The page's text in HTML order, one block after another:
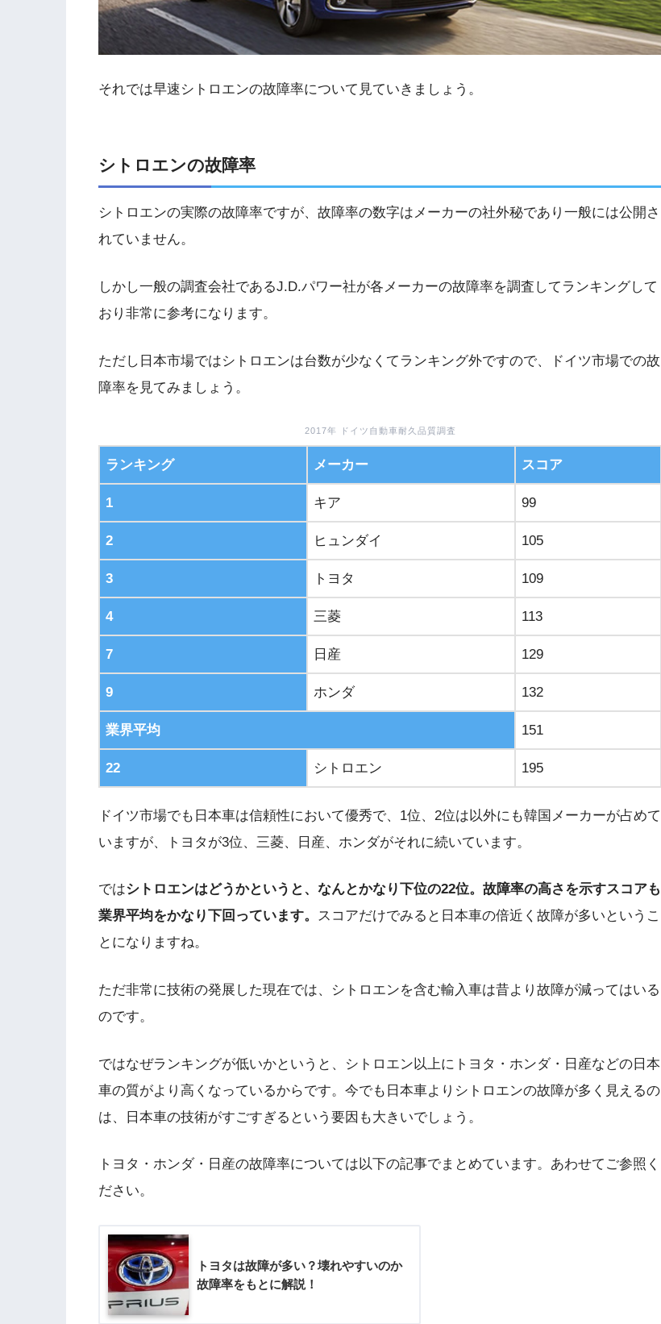
それでは早速シトロエンの故障率について見ていきましょう。
シトロエンの故障率
シトロエンの実際の故障率ですが、故障率の数字はメーカーの社外秘であり一般には公開さ
れていません。
しかし一般の調査会社であるJ.D.パワー社が各メーカーの故障率を調査してランキングして
おり非常に参考になります。
ただし日本市場ではシトロエンは台数が少なくてランキング外ですので、ドイツ市場での故
障率を見てみましょう。
2017年 ドイツ自動車耐久品質調査
ランキング メーカー スコア
1 キア 99
2 ヒュンダイ 105
3 トヨタ 109
4 三菱 113
7 日産 129
9 ホンダ 132
業界平均 151
22 シトロエン 195
ドイツ市場でも日本車は信頼性において優秀で、1位、2位は以外にも韓国メーカーが占めて
いますが、トヨタが3位、三菱、日産、ホンダがそれに続いています。
ではシトロエンはどうかというと、なんとかなり下位の22位。故障率の高さを示すスコアも
業界平均をかなり下回っています。 スコアだけでみると日本車の倍近く故障が多いというこ
とになりますね。
ただ非常に技術の発展した現在では、シトロエンを含む輸入車は昔より故障が減ってはいる
のです。
ではなぜランキングが低いかというと、シトロエン以上にトヨタ・ホンダ・日産などの日本
車の質がより高くなっているからです。今でも日本車よりシトロエンの故障が多く見えるの
は、日本車の技術がすごすぎるという要因も大きいでしょう。
トヨタ・ホンダ・日産の故障率については以下の記事でまとめています。あわせてご参照く
ださい。
トヨタは故障が多い？壊れやすいのか
故障率をもとに解説！